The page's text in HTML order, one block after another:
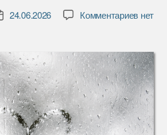
24.06.2026 Комментариевк
я
знаю!
Теперь
я
знаю!
нет